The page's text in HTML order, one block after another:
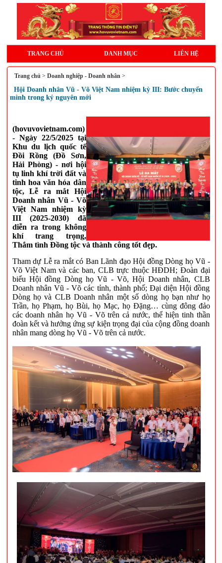
TRANG CHỦ DANH MỤC LIÊN HỆ
Trang chủ > Doanh nghiệp - Doanh nhân>
Hội Doanh nhân Vũ - Võ Việt Nam nhiệm kỳ III: Bước chuyển
mình trong kỷ nguyên mới
(hovuvovietnam.com)
- Ngày 22/5/2025 tại
Khu du lịch quốc tế
Đồi Rồng (Đồ Sơn,
Hải Phòng) - nơi hội
tụ linh khí trời đất và
tinh hoa văn hóa dân
tộc, Lễ ra mắt Hội
Doanh nhân Vũ - Võ
Việt Nam nhiệm kỳ
III (2025-2030) đã
diễn ra trong không
khí trang trọng,
Thắm tình Đồng tộc và thành công tốt đẹp.
Tham dự Lễ ra mắt có Ban Lãnh đạo Hội đồng Dòng họ Vũ -
Võ Việt Nam và các ban, CLB trực thuộc HĐDH; Đoàn đại
biểu Hội đồng Dòng họ Vũ - Võ, Hội Doanh nhân, CLB
Doanh nhân Vũ - Võ các tỉnh, thành phố; Đại diện Hội đồng
Dòng họ và CLB Doanh nhân một số dòng họ bạn như họ
Trần, họ Phạm, họ Bùi, họ Mạc, họ Đặng… cùng đông đảo
các doanh nhân họ Vũ - Võ trên cả nước, thể hiện tinh thần
đoàn kết và hưởng ứng sự kiện trọng đại của cộng đồng doanh
nhân mang dòng họ Vũ - Võ trên cả nước.